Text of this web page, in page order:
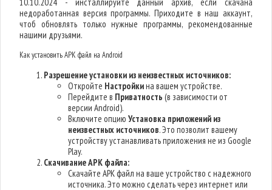
недоработанная версия программы. Приходите в наш аккаунт,
чтоб обновлять только нужные программы, рекомендованные
нашими друзьями.
Как установить APK файл на Android
Разрешение установки из неизвестных источников:
Откройте Настройкина вашем устройстве.
Перейдите в Приватность (в зависимости от
версии Android).
Включите опциюУстановка приложений из
неизвестных источников. Это позволит вашему
устройству устанавливать приложения не из Google
Play.
Скачивание APK файла:
Скачайте APK файл на ваше устройство с надежного
источника. Это можно сделать через интернет или